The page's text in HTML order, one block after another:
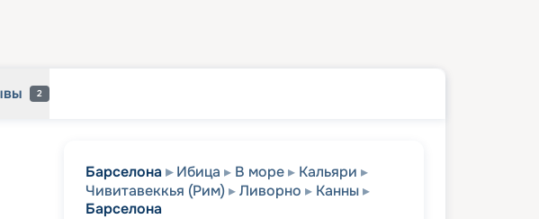
2
Барселона Ибица В море
Кальяри
Чивитавеккья (Рим)
Ливорно
Канны
Барселона